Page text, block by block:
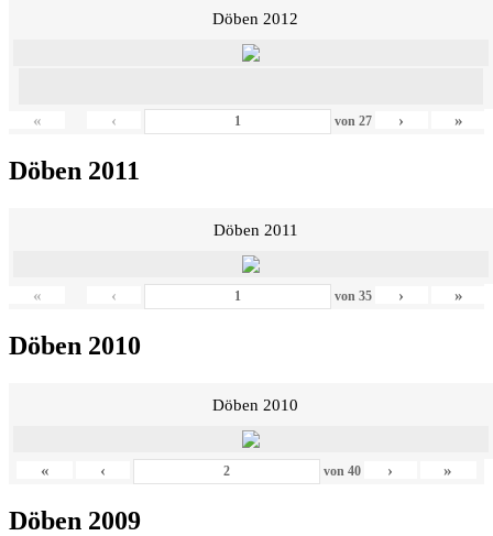
Döben 2012
« ‹ von 27 › »
Döben 2011
Döben 2011
« ‹ von 35 › »
Döben 2010
Döben 2010
« ‹ von 40 › »
Döben 2009